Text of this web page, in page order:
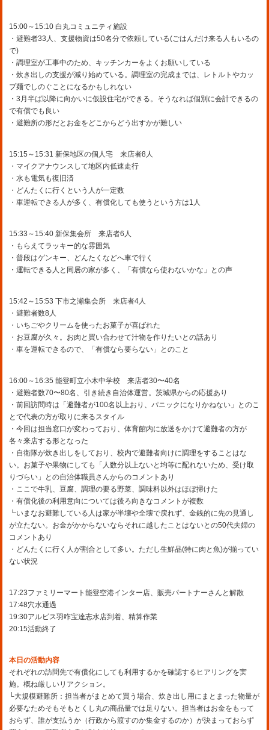
15:00～15:10 白丸コミュニティ施設
・避難者33人、支援物資は50名分で依頼している(ごはんだけ来る人もいるの
で)
・調理室が工事中のため、キッチンカーをよくお願いしている
・炊き出しの支援が減り始めている。調理室の完成までは、レトルトやカッ
プ麺でしのぐことになるかもしれない
・3月半ば以降に向かいに仮設住宅ができる。そうなれば個別に会計できるの
で有償でも良い
・避難所の形だとお金をどこからどう出すかが難しい
15:15～15:31 新保地区の個人宅 来店者8人
・マイクアナウンスして地区内低速走行
・水も電気も復旧済
・どんたくに行くという人が一定数
・車運転できる人が多く、有償化しても使うという方は1人
15:33～15:40 新保集会所 来店者6人
・もらえてラッキー的な雰囲気
・普段はゲンキー、どんたくなどへ車で行く
・運転できる人と同居の家が多く、「有償なら使わないかな」との声
15:42～15:53 下市之瀬集会所 来店者4人
・避難者数8人
・いちごやクリームを使ったお菓子が喜ばれた
・お豆腐が久々。お肉と買い合わせて汁物を作りたいとの話あり
・車を運転できるので、「有償なら要らない」とのこと
16:00～16:35 能登町立小木中学校 来店者30〜40名
・避難者数70〜80名、引き続き自治体運営。茨城県からの応援あり
・前回訪問時は「避難者が100名以上おり、パニックになりかねない」とのこ
とで代表の方が取りに来るスタイル
・今回は担当窓口が変わっており、体育館内に放送をかけて避難者の方が
各々来店する形となった
・自衛隊が炊き出しをしており、校内で避難者向けに調理をすることはな
い。お菓子や果物にしても「人数分以上ないと均等に配れないため、受け取
りづらい」との自治体職員さんからのコメントあり
・ここで牛乳、豆腐、調理の要る野菜、調味料以外はほぼ掃けた
・有償化後の利用意向については後ろ向きなコメントが複数
┗いまなお避難している人は家が半壊や全壊で戻れず、金銭的に先の見通し
が立たない。お金がかからないならそれに越したことはないとの50代夫婦の
コメントあり
・どんたくに行く人が割合として多い。ただし生鮮品(特に肉と魚)が揃ってい
ない状況
17:23ファミリーマート能登空港インター店、販売パートナーさんと解散
17:48穴水通過
19:30アルビス羽咋宝達志水店到着、精算作業
20:15活動終了
本日の活動内容
それぞれの訪問先で有償化にしても利用するかを確認するヒアリングを実
施。概ね厳しいリアクション。
└大規模避難所：担当者がまとめて買う場合、炊き出し用にまとまった物量が
必要なためそもそもとくし丸の商品量では足りない。担当者はお金をもって
おらず、誰が支払うか（行政から渡すのか集金するのか）が決まっておらず